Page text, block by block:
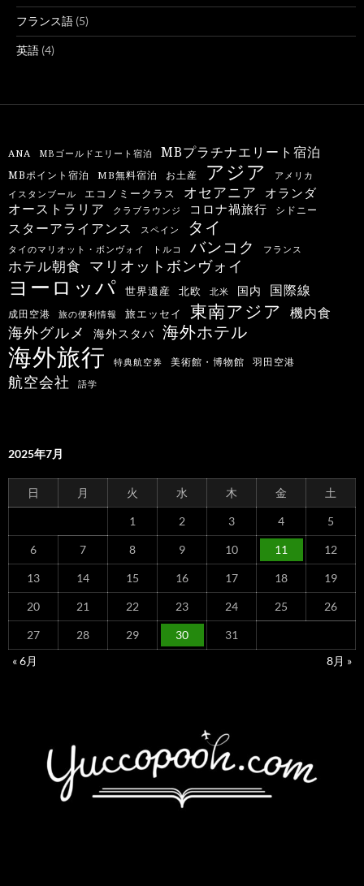
フランス語 (5)
英語 (4)
ANA MBゴールドエリート宿泊 MBプラチナエリート宿泊
MBポイント宿泊 MB無料宿泊 お土産 アジア アメリカ
イスタンブール エコノミークラス オセアニア オランダ
オーストラリア クラブラウンジ コロナ禍旅行 シドニー
スターアライアンス スペイン タイ
タイのマリオット・ボンヴォイ トルコ バンコク フランス
ホテル朝食 マリオットボンヴォイ
ヨーロッパ 世界遺産 北欧 北米 国内 国際線
成田空港 旅の便利情報 旅エッセイ 東南アジア 機内食
海外グルメ 海外スタバ 海外ホテル
海外旅行 特典航空券 美術館・博物館 羽田空港
航空会社 語学
2025年7月
日 月 火 水 木 金 土
1 2 3 4 5
6 7 8 9 10 11 12
13 14 15 16 17 18 19
20 21 22 23 24 25 26
27 28 29 30
31
« 6月
8月 »